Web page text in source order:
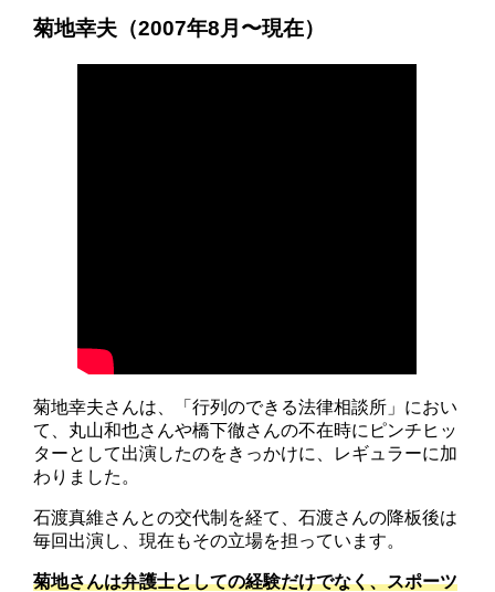
菊地幸夫（2007年8月〜現在）
菊地幸夫さんは、「行列のできる法律相談所」におい
て、丸山和也さんや橋下徹さんの不在時にピンチヒッ
ターとして出演したのをきっかけに、レギュラーに加
わりました。
石渡真維さんとの交代制を経て、石渡さんの降板後は
毎回出演し、現在もその立場を担っています。
菊地さんは弁護士としての経験だけでなく、スポーツ